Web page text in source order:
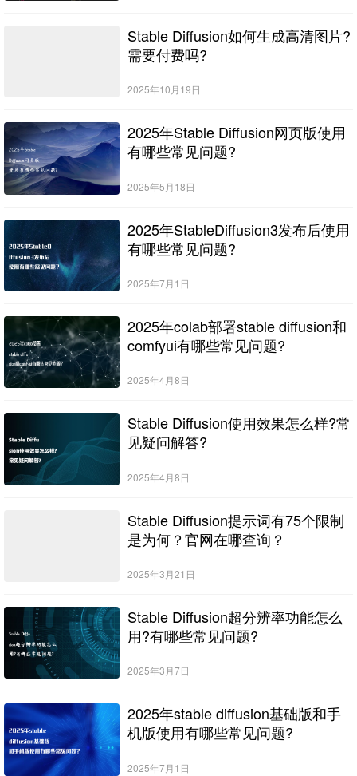
Stable Diffusion如何生成高清图片?
需要付费吗?
2025年10月19日
2025年Stable Diffusion网页版使用
有哪些常见问题?
2025年5月18日
2025年StableDiffusion3发布后使用
有哪些常见问题?
2025年7月1日
2025年colab部署stable diffusion和
comfyui有哪些常见问题?
2025年4月8日
Stable Diffusion使用效果怎么样?常
见疑问解答?
2025年4月8日
Stable Diffusion提示词有75个限制
是为何？官网在哪查询？
2025年3月21日
Stable Diffusion超分辨率功能怎么
用?有哪些常见问题?
2025年3月7日
2025年stable diffusion基础版和手
机版使用有哪些常见问题?
2025年7月1日